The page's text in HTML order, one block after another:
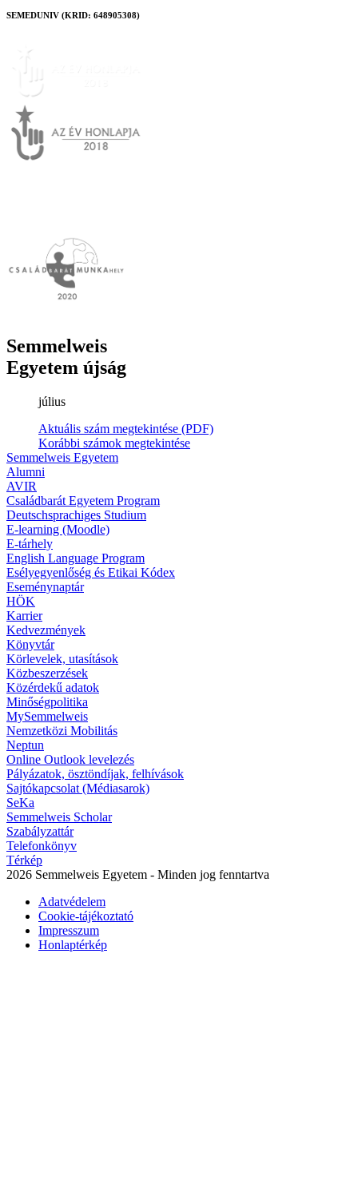
SEMEDUNIV (KRID: 648905308)
Semmelweis
Egyetem újság
július
Aktuális szám megtekintése (PDF)
Korábbi számok megtekintése
Semmelweis Egyetem
Alumni
AVIR
Családbarát Egyetem Program
Deutschsprachiges Studium
E-learning (Moodle)
E-tárhely
English Language Program
Esélyegyenlőség és Etikai Kódex
Eseménynaptár
HÖK
Karrier
Kedvezmények
Könyvtár
Körlevelek, utasítások
Közbeszerzések
Közérdekű adatok
Minőségpolitika
MySemmelweis
Nemzetközi Mobilitás
Neptun
Online Outlook levelezés
Pályázatok, ösztöndíjak, felhívások
Sajtókapcsolat (Médiasarok)
SeKa
Semmelweis Scholar
Szabályzattár
Telefonkönyv
Térkép
2026 Semmelweis Egyetem - Minden jog fenntartva
Adatvédelem
Cookie-tájékoztató
Impresszum
Honlaptérkép